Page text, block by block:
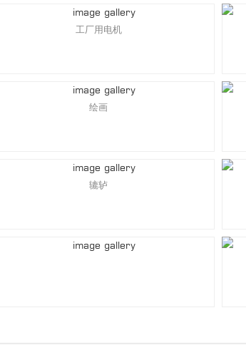
工厂用电机
绘画
辘轳